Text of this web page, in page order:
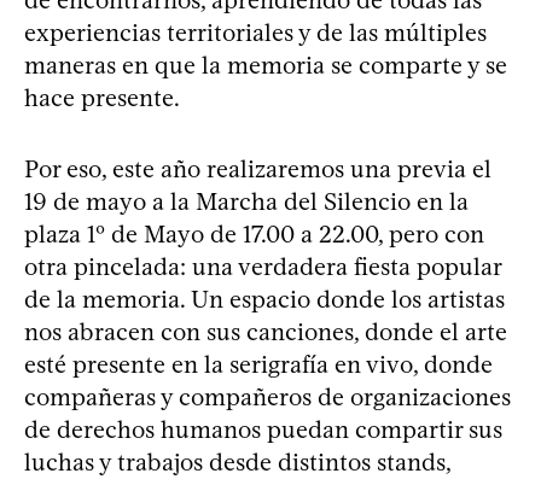
experiencias territoriales y de las múltiples
maneras en que la memoria se comparte y se
hace presente.
Por eso, este año realizaremos una previa el
19 de mayo a la Marcha del Silencio en la
plaza 1º de Mayo de 17.00 a 22.00, pero con
otra pincelada: una verdadera fiesta popular
de la memoria. Un espacio donde los artistas
nos abracen con sus canciones, donde el arte
esté presente en la serigrafía en vivo, donde
compañeras y compañeros de organizaciones
de derechos humanos puedan compartir sus
luchas y trabajos desde distintos stands,